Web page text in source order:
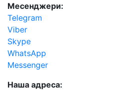
Месенджери:
Telegram
Viber
Skype
WhatsApp
Messenger
Наша адреса: